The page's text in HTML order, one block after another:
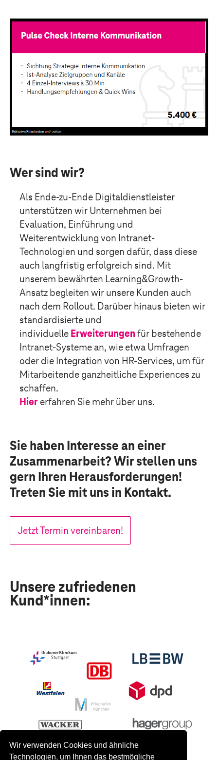
Wer sind wir?
Als Ende-zu-Ende Digitaldienstleister
unterstützen wir Unternehmen bei
Evaluation, Einführung und
Weiterentwicklung von Intranet-
Technologien und sorgen dafür, dass diese
auch langfristig erfolgreich sind. Mit
unserem bewährten Learning&Growth-
Ansatz begleiten wir unsere Kunden auch
nach dem Rollout. Darüber hinaus bieten wir
standardisierte und
individuelleErweiterungenfür bestehende
Intranet-Systeme an, wie etwa Umfragen
oder die Integration von HR-Services, um für
Mitarbeitende ganzheitliche Experiences zu
schaffen.
Hiererfahren Sie mehr über uns.
Sie haben Interesse an einer
Zusammenarbeit? Wir stellen uns
gern Ihren Herausforderungen!
Treten Sie mit uns in Kontakt.
Jetzt Termin vereinbaren!
Unsere zufriedenen
Kund*innen:
Wir verwenden Cookies und ähnliche
Technologien, um Ihnen das bestmögliche